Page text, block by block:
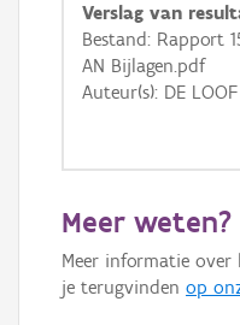
GRB-
Verslag van
Bestand: Rapport
AN Bijlagen.pdf
Auteur(s): DE
Meer weten?
Meer informatie
je terugvinden op